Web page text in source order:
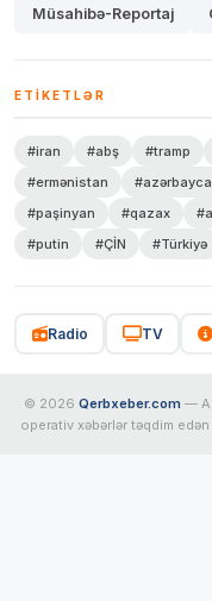
Müsahibə-Reportaj
ETIKETLƏR
#iran #abş #tramp
#ermənistan
#paşinyan
#qazax
#putin
#ÇİN #Türkiyə
Radio TV
© 2026 Qerbxeber.com —
operativ xəbərlər təqdim